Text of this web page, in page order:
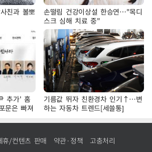
친과 볼뽀
손떨림 건강이상설 한승연…"목디
스크 심해 치료 중"
추가' 홈
문은 빠져
기름값 뛰자 친환경차 인기↑…변
하는 자동차 트렌드[세쓸통]
휴/컨텐츠 판매 약관·정책 고충처리